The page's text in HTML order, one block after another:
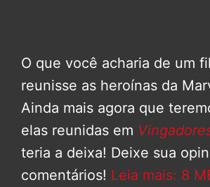
O que você acharia de um
reunisse as heroínas da
Ainda mais agora que
elas reunidas em
teria a deixa! Deixe sua
comentários! Leia mais: 8